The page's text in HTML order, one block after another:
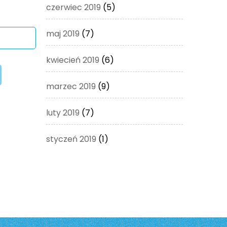
czerwiec 2019 (5)
maj 2019 (7)
kwiecień 2019 (6)
marzec 2019 (9)
luty 2019 (7)
styczeń 2019 (1)